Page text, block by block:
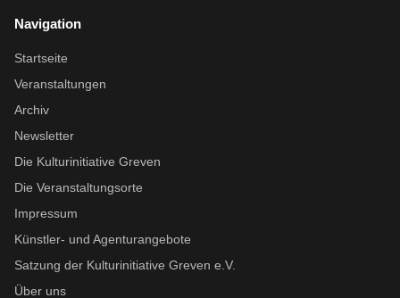
Navigation
Startseite
Veranstaltungen
Archiv
Newsletter
Die Kulturinitiative Greven
Die Veranstaltungsorte
Impressum
Künstler- und Agenturangebote
Satzung der Kulturinitiative Greven e.V.
Über uns